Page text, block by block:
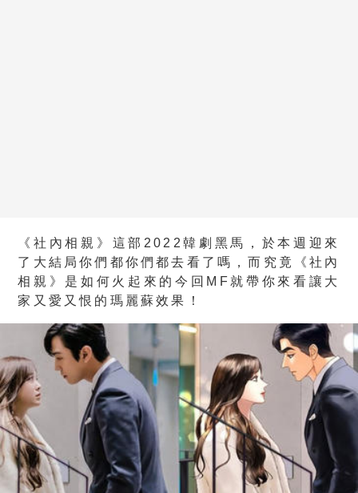
《社內相親》這部2022韓劇黑馬，於本週迎來
了大結局你們都你們都去看了嗎，而究竟《社內
相親》是如何火起來的今回MF就帶你來看讓大
家又愛又恨的瑪麗蘇效果！